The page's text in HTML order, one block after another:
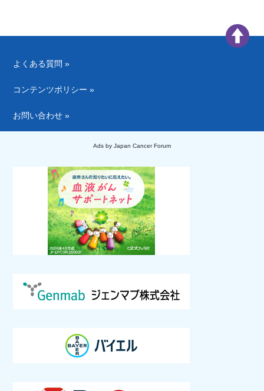
よくある質問 »
コンテンツポリシー »
お問い合わせ »
Ads by Japan Cancer Forum